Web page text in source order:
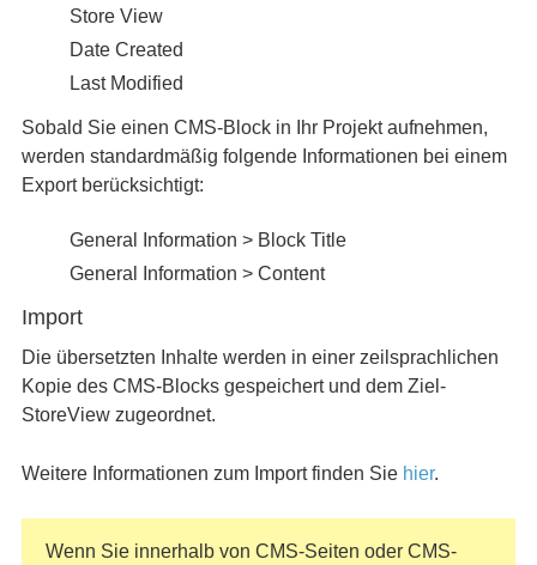
Store View
Date Created
Last Modified
Sobald Sie einen CMS-Block in Ihr Projekt aufnehmen,
werden standardmäßig folgende Informationen bei einem
Export berücksichtigt:
General Information > Block Title
General Information > Content
Import
Die übersetzten Inhalte werden in einer zeilsprachlichen
Kopie des CMS-Blocks gespeichert und dem Ziel-
StoreView zugeordnet.
Weitere Informationen zum Import finden Sie hier.
Wenn Sie innerhalb von CMS-Seiten oder CMS-